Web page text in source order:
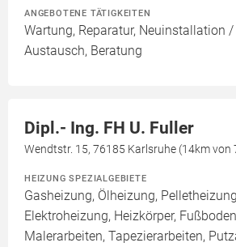
ANGEBOTENE TÄTIGKEITEN
Wartung, Reparatur, Neuinstallation /
Austausch, Beratung
Dipl.- Ing. FH U. Fuller
Wendtstr. 15, 76185 Karlsruhe (14km
HEIZUNG SPEZIALGEBIETE
Gasheizung, Ölheizung,
Elektroheizung, Heizkörper,
Malerarbeiten, Tapezierarbeiten,